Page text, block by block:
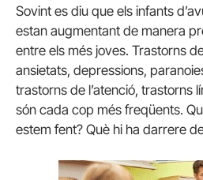
Sovint es diu que els infants
estan augmentant de manera
entre els més joves. Trastorns
ansietats, depressions,
trastorns de l’atenció, trastorns
són cada cop més freqüents.
estem fent? Què hi ha darrere